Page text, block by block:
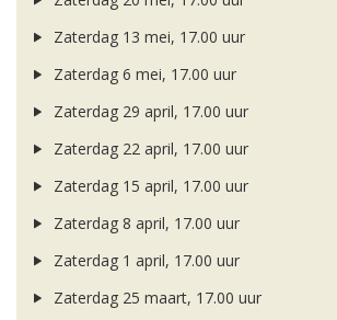
Zaterdag 13 mei, 17.00 uur
Zaterdag 6 mei, 17.00 uur
Zaterdag 29 april, 17.00 uur
Zaterdag 22 april, 17.00 uur
Zaterdag 15 april, 17.00 uur
Zaterdag 8 april, 17.00 uur
Zaterdag 1 april, 17.00 uur
Zaterdag 25 maart, 17.00 uur